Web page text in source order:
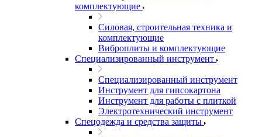
комплектующие
Силовая, строительная техника и
комплектующие
Виброплиты и комплектующие
Специализированный инструмент
Специализированный инструмент
Инструмент для гипсокартона
Инструмент для работы с плиткой
Электротехнический инструмент
Спецодежда и средства защиты